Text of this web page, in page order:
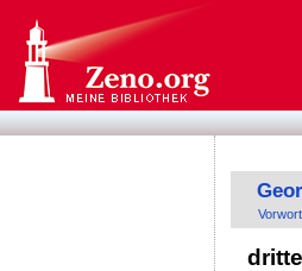
Vorwort
dritte